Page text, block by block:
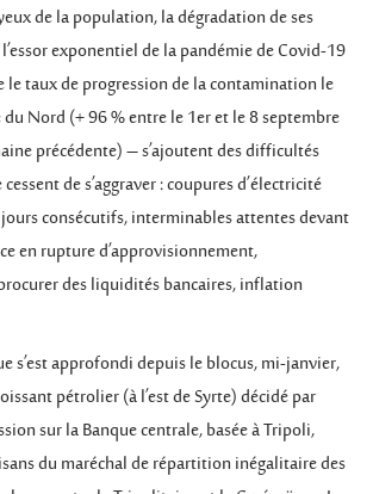
de la population, la dégradation de ses
exponentiel de la pandémie de Covid-19
le taux de progression de la contamination le
Nord (+ 96 % entre le 1er et le 8 septembre
précédente) – s’ajoutent des difficultés
de s’aggraver : coupures d’électricité
consécutifs, interminables attentes devant
en rupture d’approvisionnement,
des liquidités bancaires, inflation
s’est approfondi depuis le blocus, mi-janvier,
pétrolier (à l’est de Syrte) décidé par
sur la Banque centrale, basée à Tripoli,
du maréchal de répartition inégalitaire des